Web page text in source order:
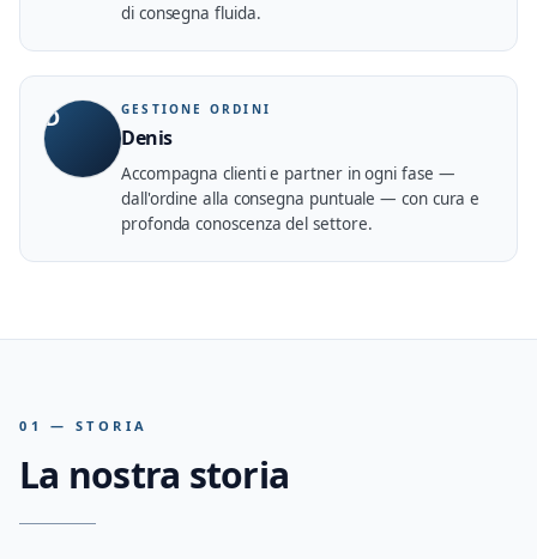
di consegna fluida.
D GESTIONE ORDINI
Denis
Accompagna clienti e partner in ogni fase —
dall'ordine alla consegna puntuale — con cura e
profonda conoscenza del settore.
01 — STORIA
La nostra storia